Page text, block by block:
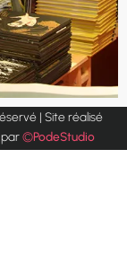
| Site réalisé
par ©PodeStudio